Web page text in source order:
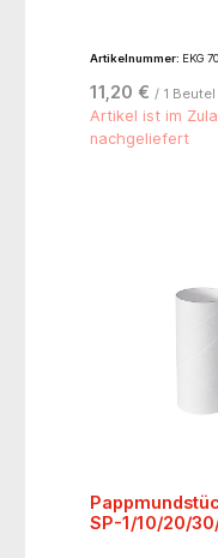
Artikelnummer: EKG
11,20 € / 1 Beutel
Artikel ist im
nachgeliefert
SP-1/10/20/